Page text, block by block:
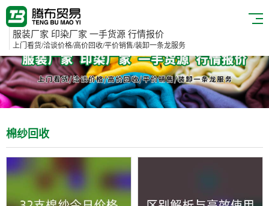
服装厂家 印染厂家 一手货源 行情报价
上门看货/洽谈价格/高价回收/平价销售/装卸一条龙服务
棉纱回收